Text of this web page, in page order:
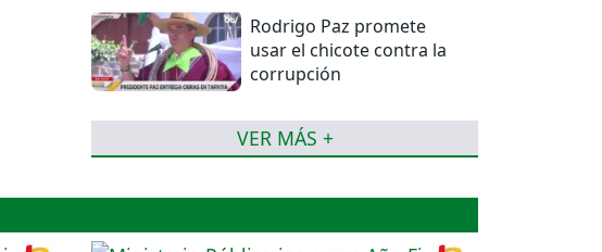
Rodrigo Paz promete
usar el chicote contra la
corrupción
VER MÁS +